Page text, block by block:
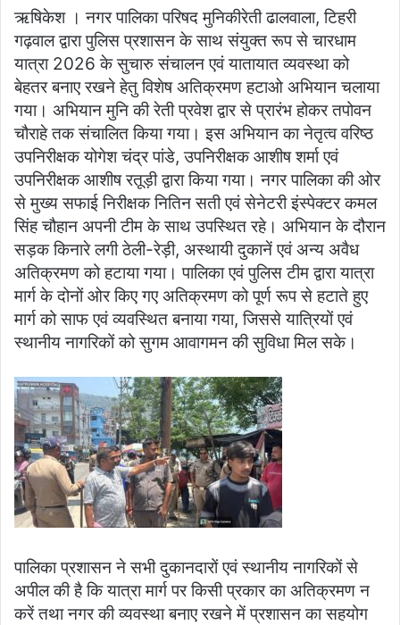
ऋषिकेश । नगर पालिका परिषद मुनिकीरेती ढालवाला, टिहरी
गढ़वाल द्वारा पुलिस प्रशासन के साथ संयुक्त रूप से चारधाम
यात्रा 2026 के सुचारु संचालन एवं यातायात व्यवस्था को
बेहतर बनाए रखने हेतु विशेष अतिक्रमण हटाओ अभियान चलाया
गया। अभियान मुनि की रेती प्रवेश द्वार से प्रारंभ होकर तपोवन
चौराहे तक संचालित किया गया। इस अभियान का नेतृत्व वरिष्ठ
उपनिरीक्षक योगेश चंद्र पांडे, उपनिरीक्षक आशीष शर्मा एवं
उपनिरीक्षक आशीष रतूड़ी द्वारा किया गया। नगर पालिका की ओर
से मुख्य सफाई निरीक्षक नितिन सती एवं सेनेटरी इंस्पेक्टर कमल
सिंह चौहान अपनी टीम के साथ उपस्थित रहे। अभियान के दौरान
सड़क किनारे लगी ठेली-रेड़ी, अस्थायी दुकानें एवं अन्य अवैध
अतिक्रमण को हटाया गया। पालिका एवं पुलिस टीम द्वारा यात्रा
मार्ग के दोनों ओर किए गए अतिक्रमण को पूर्ण रूप से हटाते हुए
मार्ग को साफ एवं व्यवस्थित बनाया गया, जिससे यात्रियों एवं
स्थानीय नागरिकों को सुगम आवागमन की सुविधा मिल सके।
पालिका प्रशासन ने सभी दुकानदारों एवं स्थानीय नागरिकों से
अपील की है कि यात्रा मार्ग पर किसी प्रकार का अतिक्रमण न
करें तथा नगर की व्यवस्था बनाए रखने में प्रशासन का सहयोग